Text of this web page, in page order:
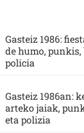
Gasteiz 1986:
de humo, punkis,
policía
Gasteiz 1986an:
arteko jaiak,
eta polizia